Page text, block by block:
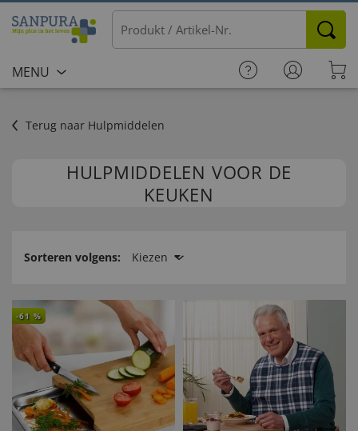
MENU
Terug naar Hulpmiddelen
HULPMIDDELEN VOOR DE
KEUKEN
Sorteren volgens: Kiezen
-61 %